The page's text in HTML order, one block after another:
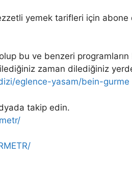
yemek tarifleri için abone
bu ve benzeri
zaman dilediğiniz
eglence-yasam/bein-gurme
takip edin.